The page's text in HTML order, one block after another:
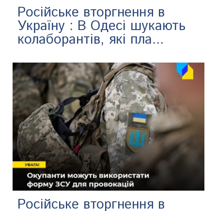
Російське вторгнення в
Україну : В Одесі шукають
колаборантів, які пла...
Російське вторгнення в